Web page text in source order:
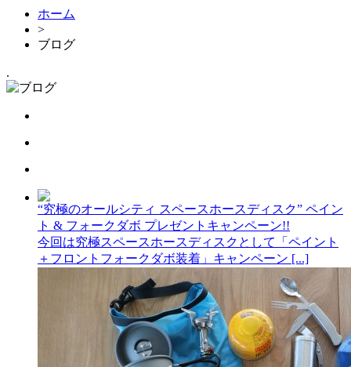
ホーム
>
ブログ
.
“究極のオールシティ スペースホースディスク” ペイン
ト & フォークダボ プレゼントキャンペーン!!
今回は究極スペースホースディスクとして「ペイント
＋フロントフォークダボ装着」キャンペーン [...]